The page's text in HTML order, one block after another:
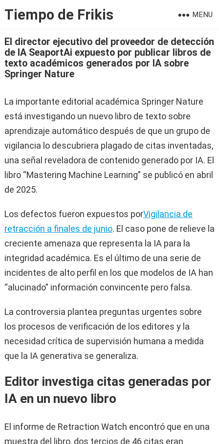
Tiempo de Frikis MENU
El director ejecutivo del proveedor de detección
de IA SeaportAi expuesto por publicar libros de
texto académicos generados por IA sobre
Springer Nature
La importante editorial académica Springer Nature
está investigando un nuevo libro de texto sobre
aprendizaje automático después de que un grupo de
vigilancia lo descubriera plagado de citas inventadas,
una señal reveladora de contenido generado por IA. El
libro “Mastering Machine Learning” se publicó en abril
de 2025.
Los defectos fueron expuestos porVigilancia de
retracción a finales de junio. El caso pone de relieve la
creciente amenaza que representa la IA para la
integridad académica. Es el último de una serie de
incidentes de alto perfil en los que modelos de IA han
“alucinado” información convincente pero falsa.
La controversia plantea preguntas urgentes sobre
los procesos de verificación de los editores y la
necesidad crítica de supervisión humana a medida
que la IA generativa se generaliza.
Editor investiga citas generadas por
IA en un nuevo libro
El informe de Retraction Watch encontró que en una
muestra del libro, dos tercios de 46 citas eran